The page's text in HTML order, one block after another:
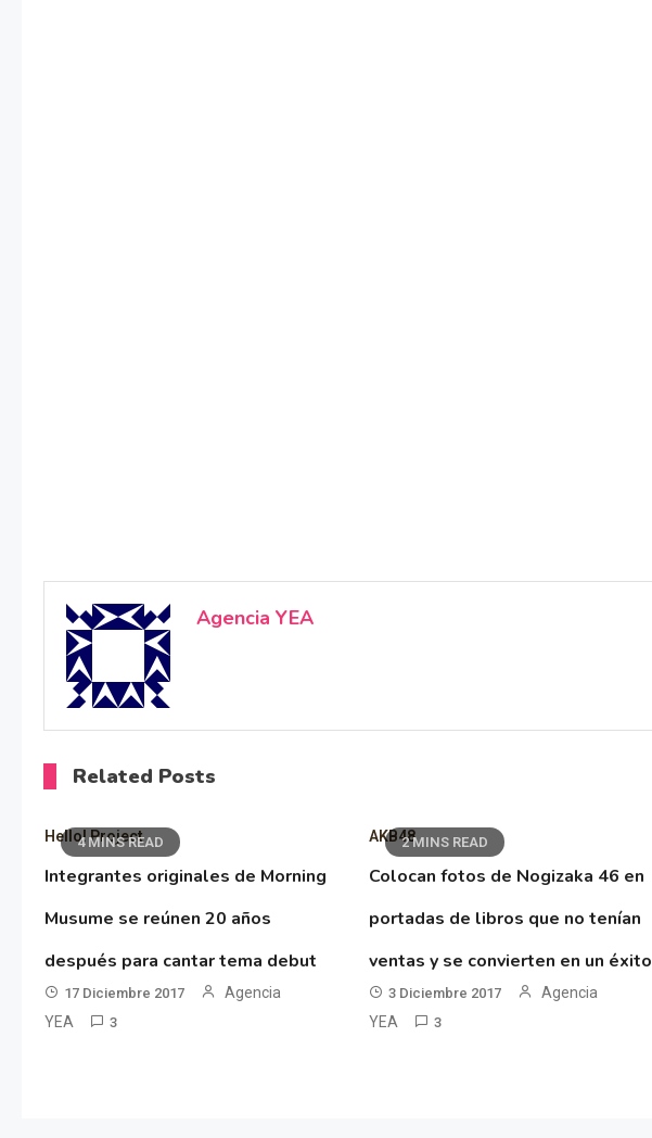
Agencia YEA
Related Posts
4 MINS READ
Hello! Project
Integrantes originales de Morning
Musume se reúnen 20 años
después para cantar tema debut
17 Diciembre 2017
Agencia
YEA
3
2 MINS READ
AKB48
Colocan fotos de Nogizaka 46 en
portadas de libros que no tenían
ventas y se convierten en un éxito
3 Diciembre 2017
Agencia
YEA
3